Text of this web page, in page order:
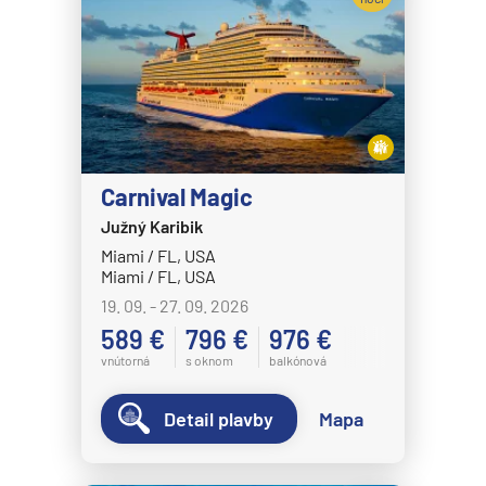
Expedičné plavby
Antarktída
Arktída
Expedičné plavby
Galapágy
Potvrdiť zrušiť výber
Celebrity Eclipse
Celebrity Edge
Celebrity Equinox
Celebrity Flora
Celebrity Infinity
Celebrity Millennium
Celebrity Reflection®
Celebrity Silhouette®
Celebrity Solstice®
Celebrity Summit®
Celestyal Cruises
Carnival Magic
Južný Karibik
Miami / FL, USA
Miami / FL, USA
19. 09. - 27. 09. 2026
589 €
vnútorná
796 €
s oknom
976 €
balkónová
Detail plavby Mapa